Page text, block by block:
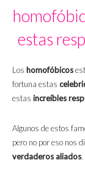
estas
Los homofóbicos
fortuna estas
estas increíbles
Algunos de estos
pero no por eso nos
verdaderos aliados